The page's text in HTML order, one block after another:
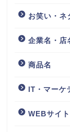
お笑い・ネ
企業名・店
商品名
IT・マーケ
WEBサイ